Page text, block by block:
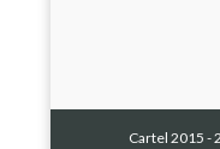
Cartel 2015 -